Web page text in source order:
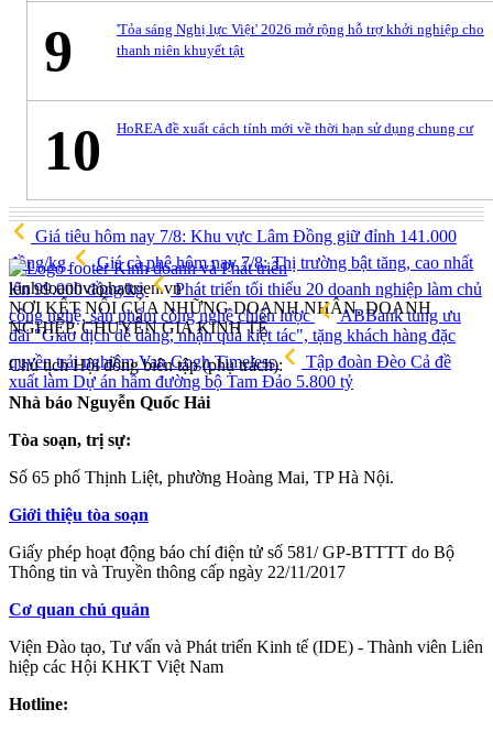
9
'Tỏa sáng Nghị lực Việt' 2026 mở rộng hỗ trợ khởi nghiệp cho
thanh niên khuyết tật
10 HoREA đề xuất cách tính mới về thời hạn sử dụng chung cư
Giá tiêu hôm nay 7/8: Khu vực Lâm Đồng giữ đỉnh 141.000
đồng/kg
Giá cà phê hôm nay 7/8: Thị trường bật tăng, cao nhất
lên 99.000 đồng/kg
Phát triển tối thiểu 20 doanh nghiệp làm chủ
công nghệ, sản phẩm công nghệ chiến lược
ABBank tung ưu
đãi "Giao dịch dễ dàng, nhận quà kiệt tác", tặng khách hàng đặc
quyền trải nghiệm Van Gogh Timeless
Tập đoàn Đèo Cả đề
xuất làm Dự án hầm đường bộ Tam Đảo 5.800 tỷ
kinhdoanhvaphattrien.vn
NƠI KẾT NỐI CỦA NHỮNG DOANH NHÂN, DOANH
NGHIỆP, CHUYÊN GIA KINH TẾ
Chủ tịch Hội đồng biên tập (phụ trách):
Nhà báo Nguyễn Quốc Hải
Tòa soạn, trị sự:
Số 65 phố Thịnh Liệt, phường Hoàng Mai, TP Hà Nội.
Giới thiệu tòa soạn
Giấy phép hoạt động báo chí điện tử số 581/ GP-BTTTT do Bộ
Thông tin và Truyền thông cấp ngày 22/11/2017
Cơ quan chủ quản
Viện Đào tạo, Tư vấn và Phát triển Kinh tế (IDE) - Thành viên Liên
hiệp các Hội KHKT Việt Nam
Hotline: